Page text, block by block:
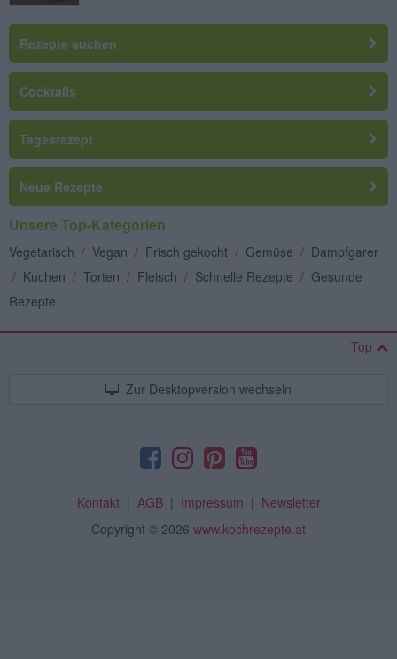
Rezepte suchen
Cocktails
Tagesrezept
Neue Rezepte
Unsere Top-Kategorien
Vegetarisch / Vegan / Frisch gekocht / Gemüse / Dampfgarer
/ Kuchen / Torten / Fleisch / Schnelle Rezepte / Gesunde
Rezepte
Top
Zur Desktopversion wechseln
Kontakt| AGB| Impressum | Newsletter
Copyright © 2026 www.kochrezepte.at